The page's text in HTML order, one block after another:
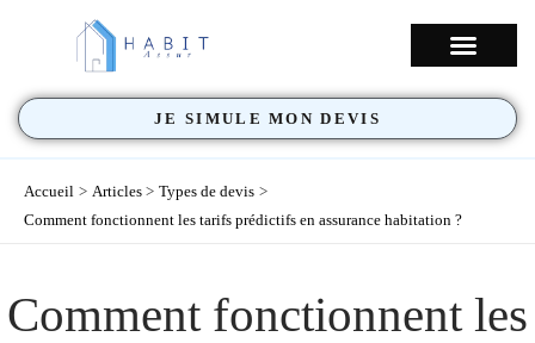
contenu
JE SIMULE MON DEVIS
Accueil Articles
Types de devis
Comment fonctionnent les tarifs prédictifs en assurance habitation ?
Comment fonctionnent les